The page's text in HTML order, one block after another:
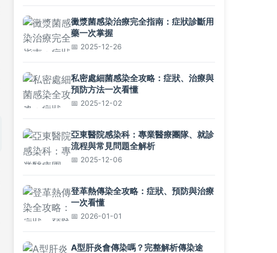
黴漿菌感染治療完全指南：症狀診斷用
藥一次掌握
2025-12-26
私密處細菌感染全攻略：症狀、治療與
預防方法一次看懂
2025-12-02
亞東醫院感染科：專業醫療團隊、就診
流程與常見問題全解析
2025-12-06
登革熱傳染全攻略：症狀、預防與治療
一次看懂
2026-01-01
A型肝炎會傳染嗎？完整解析傳染途